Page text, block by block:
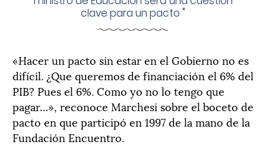
clave para un pacto "
«Hacer un pacto sin estar en el Gobierno no es
difícil. ¿Que queremos de financiación el 6% del
PIB? Pues el 6%. Como yo no lo tengo que
pagar…», reconoce Marchesi sobre el boceto de
pacto en que participó en 1997 de la mano de la
Fundación Encuentro.